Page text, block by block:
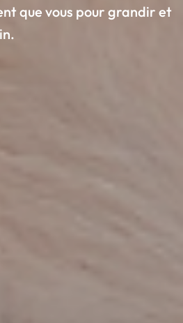
que vous pour grandir et